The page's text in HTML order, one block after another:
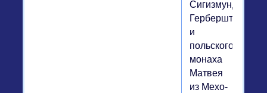
Сигизмунда
Герберштейна
и
польского
монаха
Матвея
из Мехо-